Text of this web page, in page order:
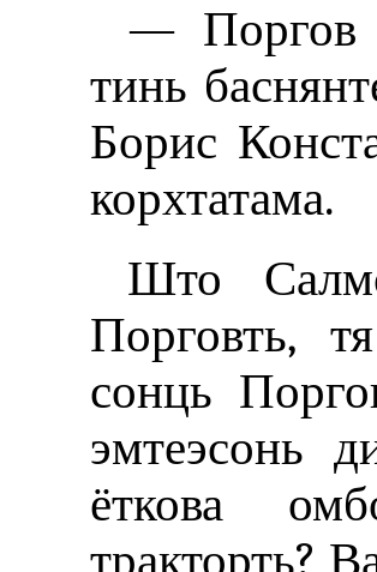
— Поргов
тинь
Борис
корхтатама.
Што
Порговть,
сонць
эмтеэсонь
ёткова
тракторть?